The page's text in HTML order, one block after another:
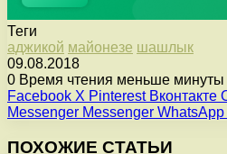
Теги
аджикой майонезе шашлык
09.08.2018
0 Время чтения меньше минуты
Facebook X Pinterest Вконтакте
Messenger Messenger WhatsApp
ПОХОЖИЕ СТАТЬИ